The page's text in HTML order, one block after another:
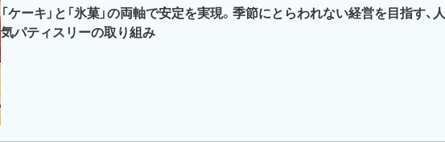
「ケーキ」と「氷菓」の両軸で安定を実現。季節にとらわれない経営を目指す、人
気パティスリーの取り組み